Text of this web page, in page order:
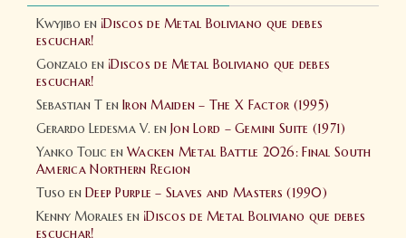
Kwyjibo en ¡Discos de Metal Boliviano que debes
escuchar!
Gonzalo en ¡Discos de Metal Boliviano que debes
escuchar!
Sebastian T en Iron Maiden – The X Factor (1995)
Gerardo Ledesma V. en Jon Lord – Gemini Suite (1971)
Yanko Tolic en Wacken Metal Battle 2026: Final South
America Northern Region
Tuso en Deep Purple – Slaves and Masters (1990)
Kenny Morales en ¡Discos de Metal Boliviano que debes
escuchar!